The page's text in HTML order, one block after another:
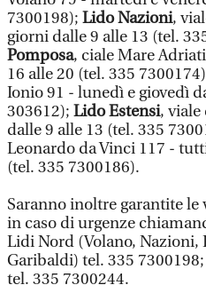
7300198); Lido Nazioni,
giorni dalle 9 alle 13 (tel.
Pomposa, ciale Mare
16 alle 20 (tel. 335
Ionio 91 - lunedì e giovedì
303612); Lido Estensi, viale
dalle 9 alle 13 (tel. 335
Leonardo da Vinci 117 -
(tel. 335 7300186).
Saranno inoltre garantite
in caso di urgenze
Lidi Nord (Volano, Nazioni,
Garibaldi) tel. 335
tel. 335 7300244.